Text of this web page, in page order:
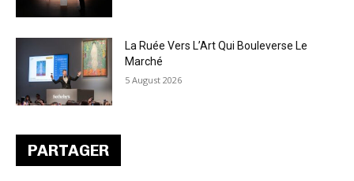
PARTAGER
La Ruée Vers L’Art Qui Bouleverse Le
Marché
5 August 2026